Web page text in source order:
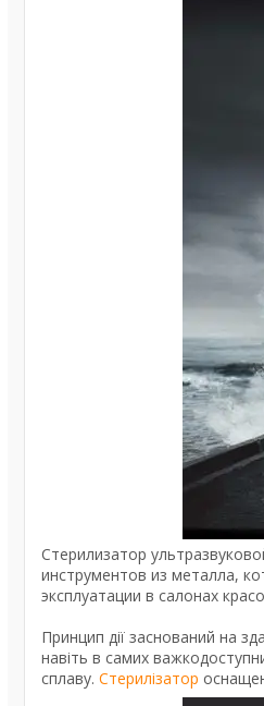
Стерилизатор
инструментов из металла,
эксплуатации в салонах
Принцип дії заснований на
навіть в самих
сплаву. Стерилізатор